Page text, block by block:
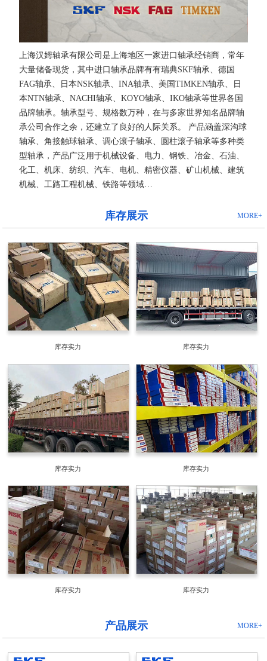
上海汉姆轴承有限公司是上海地区一家进口轴承经销商，常年
大量储备现货，其中进口轴承品牌有有瑞典SKF轴承、德国
FAG轴承、日本NSK轴承、INA轴承、美国TIMKEN轴承、日
本NTN轴承、NACHI轴承、KOYO轴承、IKO轴承等世界各国
品牌轴承。轴承型号、规格数万种，在与多家世界知名品牌轴
承公司合作之余，还建立了良好的人际关系。 产品涵盖深沟球
轴承、角接触球轴承、调心滚子轴承、圆柱滚子轴承等多种类
型轴承，产品广泛用于机械设备、电力、钢铁、冶金、石油、
化工、机床、纺织、汽车、电机、精密仪器、矿山机械、建筑
机械、工路工程机械、铁路等领域…
MORE+
库存展示
库存实力 库存实力
库存实力 库存实力
库存实力 库存实力
MORE+
产品展示